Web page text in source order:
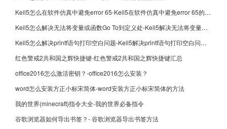
Keil5怎么在软件仿真中避免error 65-Keil5在软件仿真中避免error 65的方法
Keil5怎么解决无法将变量或函数Go To到定义处-Keil5解决无法将变量或函数Go To到定义处的方法
Keil5怎么解决printf语句打印空白问题-Keil5解决printf语句打印空白问题的方法
红色警戒2共和国之辉快捷键-红色警戒2共和国之辉快捷键汇总
office2016怎么激活密钥？-office2016怎么安装？
word怎么安装方正小标宋简体-word安装方正小标宋简体的方法
我的世界(minecraft)指令大全-我的世界必备指令
谷歌浏览器如何导出书签？- 谷歌浏览器导出书签方法